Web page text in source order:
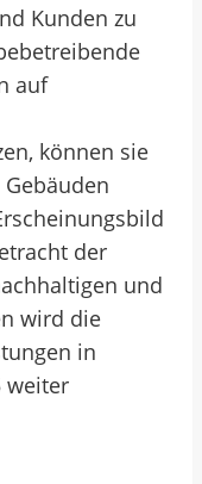
Kunden zu
auf
können sie
der
und
wird die
in
weiter